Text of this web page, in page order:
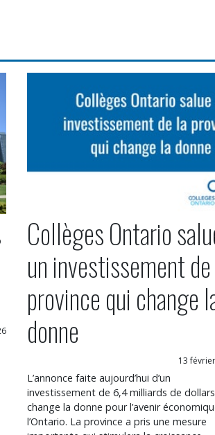
le budget provincial de 2026
Collèges Ontario
un investissement
province qui change
donne
13
L’annonce faite aujourd’hui d’un
investissement de 6,4 milliards de dollars
change la donne pour l’avenir
l’Ontario. La province a pris une mesure